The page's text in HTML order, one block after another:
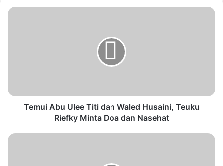
Temui Abu Ulee Titi dan Waled Husaini, Teuku
Riefky Minta Doa dan Nasehat